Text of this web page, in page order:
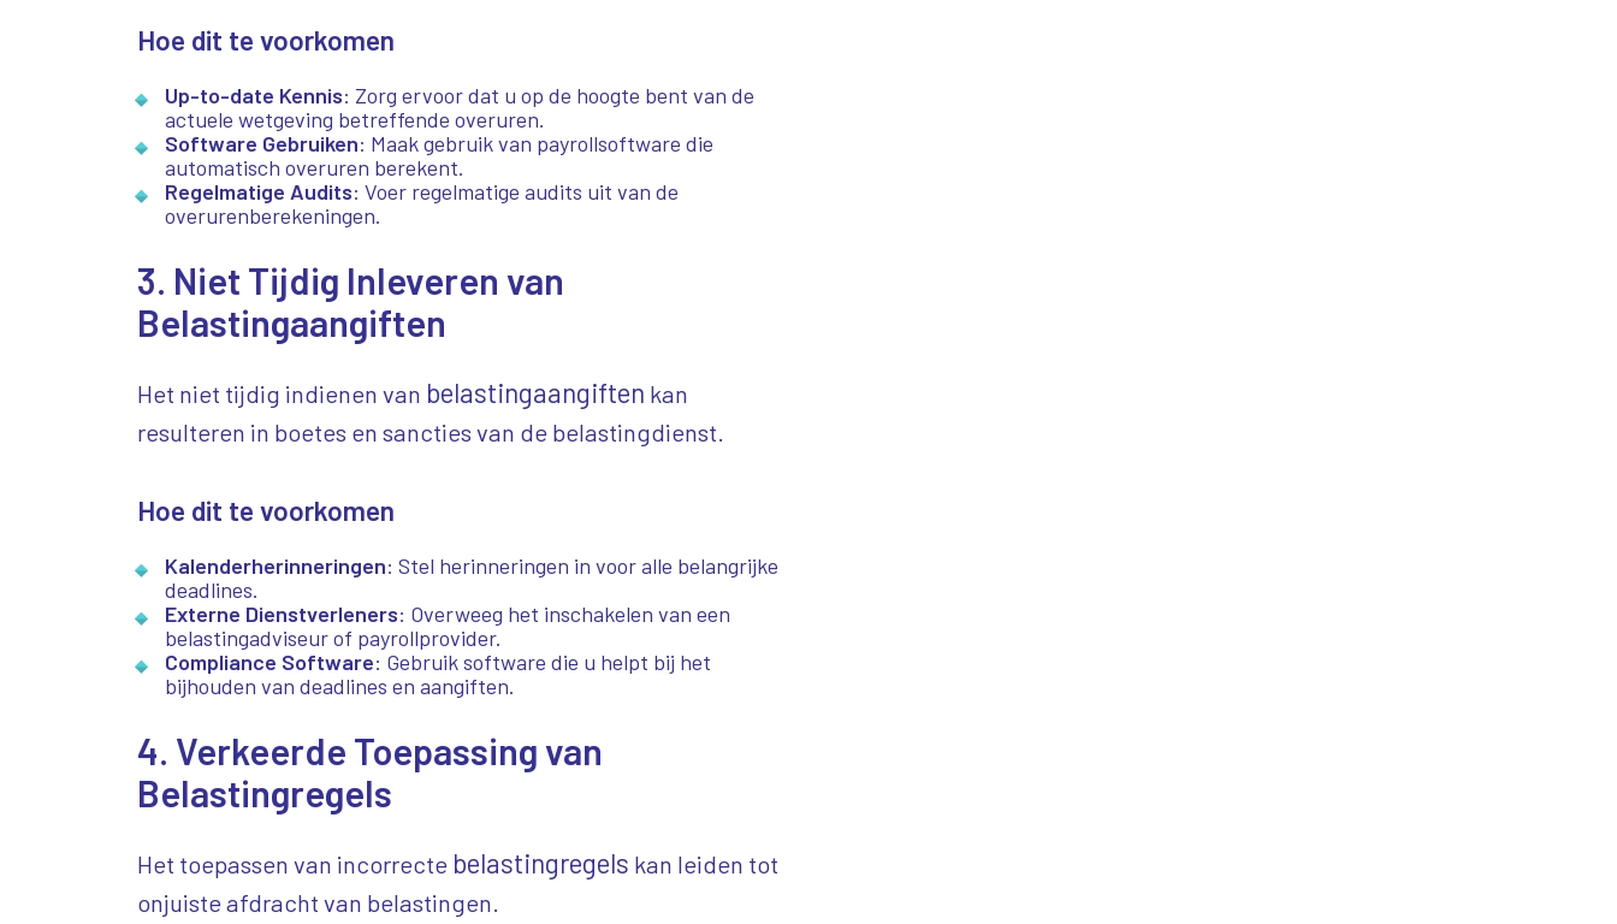
Hoe dit te voorkomen
Up-to-date Kennis: Zorg ervoor dat u op de hoogte bent van de
actuele wetgeving betreffende overuren.
Software Gebruiken: Maak gebruik van payrollsoftware die
automatisch overuren berekent.
Regelmatige Audits: Voer regelmatige audits uit van de
overurenberekeningen.
3. Niet Tijdig Inleveren van
Belastingaangiften
Het niet tijdig indienen van belastingaangiften kan
resulteren in boetes en sancties van de belastingdienst.
Hoe dit te voorkomen
Kalenderherinneringen: Stel herinneringen in voor alle belangrijke
deadlines.
Externe Dienstverleners: Overweeg het inschakelen van een
belastingadviseur of payrollprovider.
Compliance Software: Gebruik software die u helpt bij het
bijhouden van deadlines en aangiften.
4. Verkeerde Toepassing van
Belastingregels
Het toepassen van incorrecte belastingregels kan leiden tot
onjuiste afdracht van belastingen.